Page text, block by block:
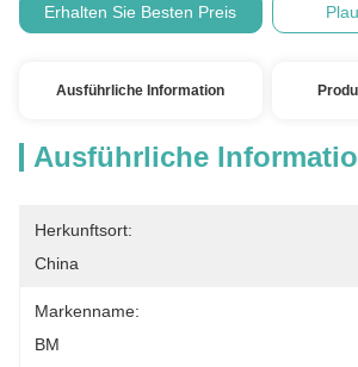
Erhalten Sie Besten Preis
Ausführliche Information
Ausführliche
Herkunftsort:
China
Markenname:
BM